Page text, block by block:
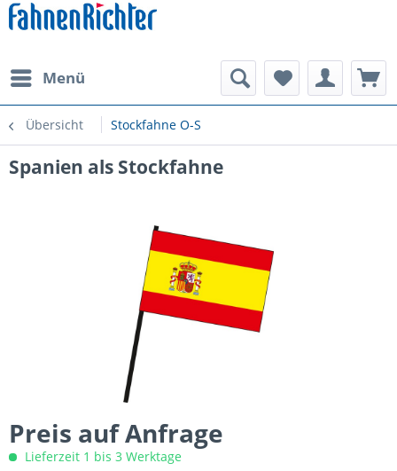
Menü
Übersicht Stockfahne O-S
Spanien als Stockfahne
Preis auf Anfrage
Lieferzeit 1 bis 3 Werktage